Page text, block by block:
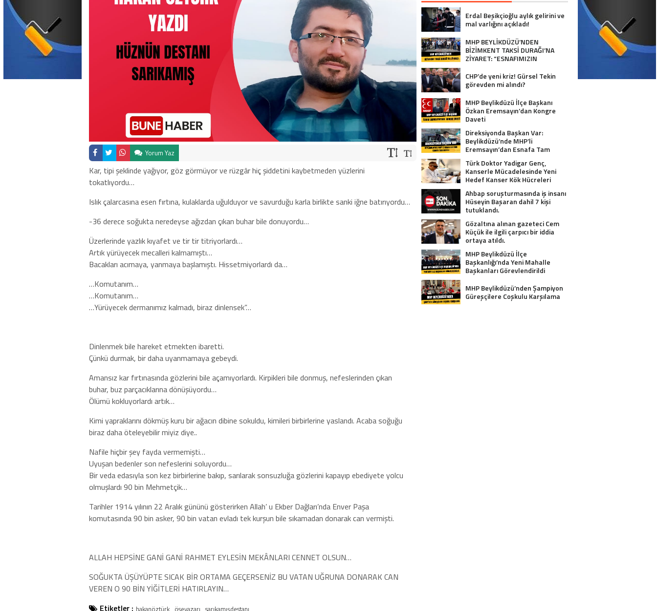
Yorum Yaz
Kar, tipi şeklinde yağıyor, göz görmüyor ve rüzgâr hiç şiddetini kaybetmeden yüzlerini
tokatlıyordu…
Islık çalarcasına esen fırtına, kulaklarda uğulduyor ve savurduğu karla birlikte sanki iğne batırıyordu…
-36 derece soğukta neredeyse ağızdan çıkan buhar bile donuyordu…
Üzerlerinde yazlık kıyafet ve tir tir titriyorlardı…
Artık yürüyecek mecalleri kalmamıştı…
Bacakları acımaya, yanmaya başlamıştı. Hissetmiyorlardı da…
…Komutanım…
…Komutanım…
…Yürüyecek dermanımız kalmadı, biraz dinlensek”…
Dinlenmek bile hareket etmekten ibaretti.
Çünkü durmak, bir daha uyanmamaya gebeydi.
Amansız kar fırtınasında gözlerini bile açamıyorlardı. Kirpikleri bile donmuş, nefeslerinden çıkan
buhar, buz parçacıklarına dönüşüyordu…
Ölümü kokluyorlardı artık…
Kimi yapraklarını dökmüş kuru bir ağacın dibine sokuldu, kimileri birbirlerine yaslandı. Acaba soğuğu
biraz daha öteleyebilir miyiz diye..
Nafile hiçbir şey fayda vermemişti…
Uyuşan bedenler son nefeslerini soluyordu…
Bir veda edasıyla son kez birbirlerine bakıp, sarılarak sonsuzluğa gözlerini kapayıp ebediyete yolcu
olmuşlardı 90 bin Mehmetçik…
Tarihler 1914 yılının 22 Aralık gününü gösterirken Allah’ u Ekber Dağları’nda Enver Paşa
komutasında 90 bin asker, 90 bin vatan evladı tek kurşun bile sıkamadan donarak can vermişti.
ALLAH HEPSİNE GANİ GANİ RAHMET EYLESİN MEKÂNLARI CENNET OLSUN…
SOĞUKTA ÜŞÜYÜPTE SICAK BİR ORTAMA GEÇERSENİZ BU VATAN UĞRUNA DONARAK CAN
VEREN O 90 BİN YİĞİTLERİ HATIRLAYIN…
Etiketler : hakanöztürk öseyazarı sarıkamışdestanı
Erdal Beşikçioğlu aylık gelirini ve
mal varlığını açıkladı!
MHP BEYLİKDÜZÜ’NDEN
BİZİMKENT TAKSİ DURAĞI’NA
ZİYARET: “ESNAFIMIZIN
CHP’de yeni kriz! Gürsel Tekin
görevden mi alındı?
MHP Beylikdüzü İlçe Başkanı
Özkan Eremsayın’dan Kongre
Daveti
Direksiyonda Başkan Var:
Beylikdüzü’nde MHP’li
Eremsayın’dan Esnafa Tam
Türk Doktor Yadigar Genç,
Kanserle Mücadelesinde Yeni
Hedef Kanser Kök Hücreleri
Ahbap soruşturmasında iş insanı
Hüseyin Başaran dahil 7 kişi
tutuklandı.
Gözaltına alınan gazeteci Cem
Küçük ile ilgili çarpıcı bir iddia
ortaya atıldı.
MHP Beylikdüzü İlçe
Başkanlığı’nda Yeni Mahalle
Başkanları Görevlendirildi
MHP Beylikdüzü’nden Şampiyon
Güreşçilere Coşkulu Karşılama